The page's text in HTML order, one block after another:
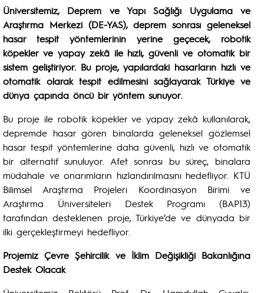
Üniversitemiz, Deprem ve Yapı Sağlığı Uygulama ve
Araştırma Merkezi (DE-YAS), deprem sonrası geleneksel
hasar tespit yöntemlerinin yerine geçecek, robotik
köpekler ve yapay zekâ ile hızlı, güvenli ve otomatik bir
sistem geliştiriyor. Bu proje, yapılardaki hasarların hızlı ve
otomatik olarak tespit edilmesini sağlayarak Türkiye ve
dünya çapında öncü bir yöntem sunuyor.
Bu proje ile robotik köpekler ve yapay zekâ kullanılarak,
depremde hasar gören binalarda geleneksel gözlemsel
hasar tespit yöntemlerine daha güvenli, hızlı ve otomatik
bir alternatif sunuluyor. Afet sonrası bu süreç, binalara
müdahale ve onarımların hızlandırılmasını hedefliyor. KTÜ
Bilimsel Araştırma Projeleri Koordinasyon Birimi ve
Araştırma Üniversiteleri Destek Programı (BAP13)
tarafından desteklenen proje, Türkiye’de ve dünyada bir
ilki gerçekleştirmeyi hedefliyor.
Projemiz Çevre Şehircilik ve İklim Değişikliği Bakanlığına
Destek Olacak